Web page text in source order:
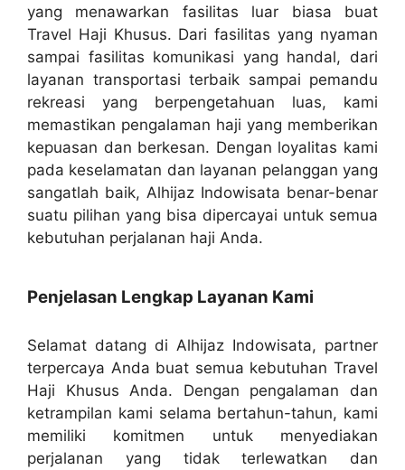
yang menawarkan fasilitas luar biasa buat
Travel Haji Khusus. Dari fasilitas yang nyaman
sampai fasilitas komunikasi yang handal, dari
layanan transportasi terbaik sampai pemandu
rekreasi yang berpengetahuan luas, kami
memastikan pengalaman haji yang memberikan
kepuasan dan berkesan. Dengan loyalitas kami
pada keselamatan dan layanan pelanggan yang
sangatlah baik, Alhijaz Indowisata benar-benar
suatu pilihan yang bisa dipercayai untuk semua
kebutuhan perjalanan haji Anda.
Penjelasan Lengkap Layanan Kami
Selamat datang di Alhijaz Indowisata, partner
terpercaya Anda buat semua kebutuhan Travel
Haji Khusus Anda. Dengan pengalaman dan
ketrampilan kami selama bertahun-tahun, kami
memiliki komitmen untuk menyediakan
perjalanan yang tidak terlewatkan dan